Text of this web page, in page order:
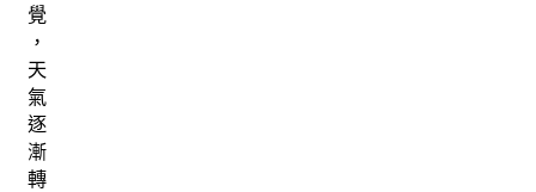
覺
，
天
氣
逐
漸
轉